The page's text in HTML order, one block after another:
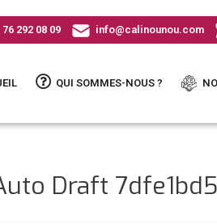
76 292 08 09 info@calinounou.com
QUI SOMMES-NOUS ?
Draft